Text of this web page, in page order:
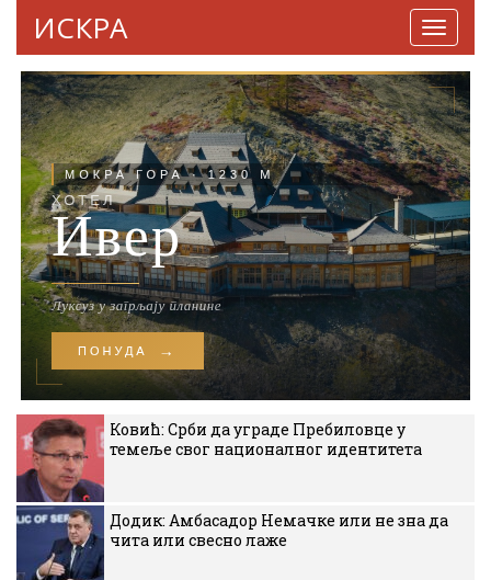
ИСКРА
Ковић: Срби да уграде Пребиловце у
темеље свог националног идентитета
Додик: Амбасадор Немачке или не зна да
чита или свесно лаже